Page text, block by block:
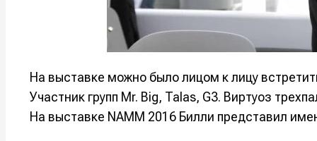
обработки
обработки
обработки
обработки
На выставке можно было лицом к лицу
Участник групп Mr. Big, Talas, G3. Виртуоз
На выставке NAMM 2016 Билли представил